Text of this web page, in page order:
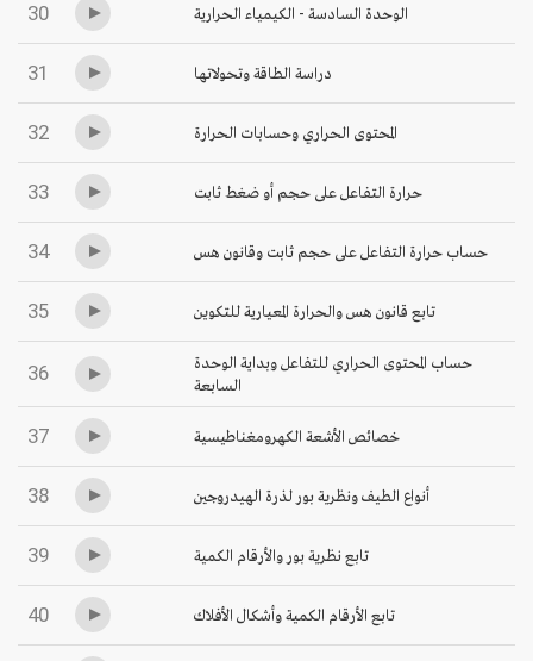
30 الوحدة السادسة - الكيمياء الحرارية
31 دراسة الطاقة وتحولاتها
32 المحتوى الحراري وحسابات الحرارة
33 حرارة التفاعل على حجم أو ضغط ثابت
34 حساب حرارة التفاعل على حجم ثابت وقانون هس
35 تابع قانون هس والحرارة المعيارية للتكوين
36
حساب المحتوى الحراري للتفاعل وبداية الوحدة
السابعة
37 خصائص الأشعة الكهرومغناطيسية
38 أنواع الطيف ونظرية بور لذرة الهيدروجين
39 تابع نظرية بور والأرقام الكمية
40 تابع الأرقام الكمية وأشكال الأفلاك